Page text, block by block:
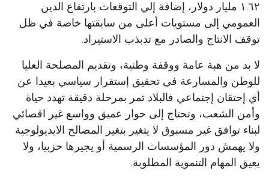
١.٦٢ مليار دولار، إضافة إلي التوقعات بارتفاع الدين
العمومي إلى مستويات أعلى من سابقتها خاصة في ظل
توقف الانتاج والصادر مع تذبذب الاستيراد.
لا بد من هبة عامة ووقفة وطنية، وتقديم المصلحة العليا
للوطن والمسارعة في تحقيق إستقرار سياسي بعيدا عن
أي إحتقان إجتماعي فالبلاد تمر بمرحلة دقيقة تهدد حياة
وأمن الشعب، وتحتاج إلى حوار عميق وواسع غير اقصائي
لبناء توافق غير مسبوق لا يتغير بتغير المصالح الايديولوجية
ولا يهمش دور المؤسسات الرسمية أو يجيرها حزبيا، ولا
يعيق المهام التنموية المطلوبة.